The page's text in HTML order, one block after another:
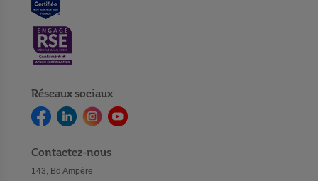
Réseaux sociaux
Contactez-nous
143, Bd Ampère